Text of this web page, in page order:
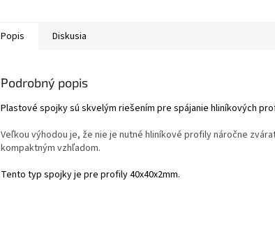
Popis Diskusia
Podrobný popis
Plastové spojky sú skvelým riešením pre spájanie hliníkových
Veľkou výhodou je, že nie je nutné hliníkové profily náročne
kompaktným vzhľadom.
Tento typ spojky je pre profily 40x40x2mm.